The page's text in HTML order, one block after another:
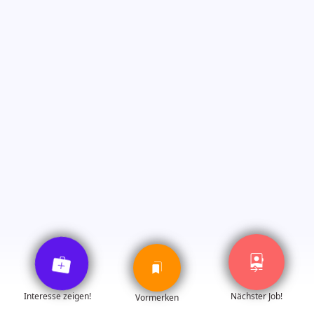
medical_services
Interesse zeigen!
bookmarks
Vormerken
mobile_camera_front
Nächster Job!